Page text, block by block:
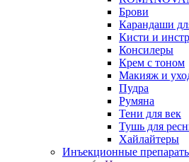
Брови
Карандаши
Кисти и
Консилеры
Крем с тоном
Макияж и
Пудра
Румяна
Тени для век
Тушь для
Хайлайтеры
Инъекционные